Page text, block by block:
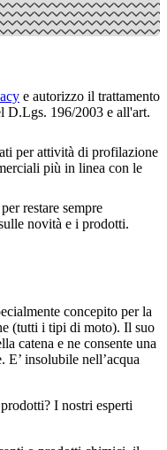
e autorizzo il trattamento
D.Lgs. 196/2003 e all'art.
per attività di profilazione
più in linea con le
restare sempre
novità e i prodotti.
concepito per la
(tutti i tipi di moto). Il suo
catena e ne consente una
E’ insolubile nell’acqua
I nostri esperti